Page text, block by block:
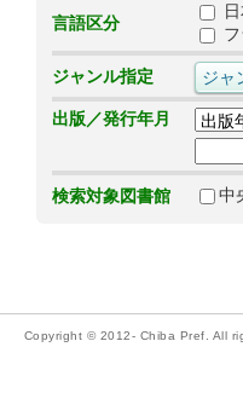
言語区分
ジャンル指定
出版／発行年月
検索対象図書館 中
Copyright © 2012- Chiba Pref. All